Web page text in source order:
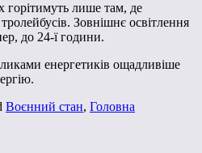
горітимуть лише там, де
Зовнішнє освітлення
до 24-ї години.
енергетиків ощадливіше
Воєнний стан, Головна